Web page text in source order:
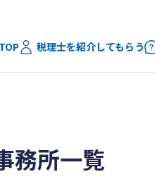
税理士を紹介してもらう
務所一覧